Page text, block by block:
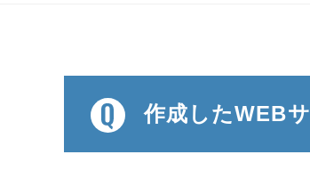
作成したWEB